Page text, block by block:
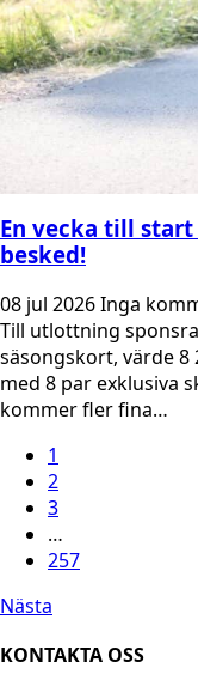
En vecka till
besked!
08 jul 2026Inga
Till utlottning
säsongskort, värde
med 8 par exklusiva
kommer fler fina…
1
2
3
…
257
Nästa
KONTAKTA OSS